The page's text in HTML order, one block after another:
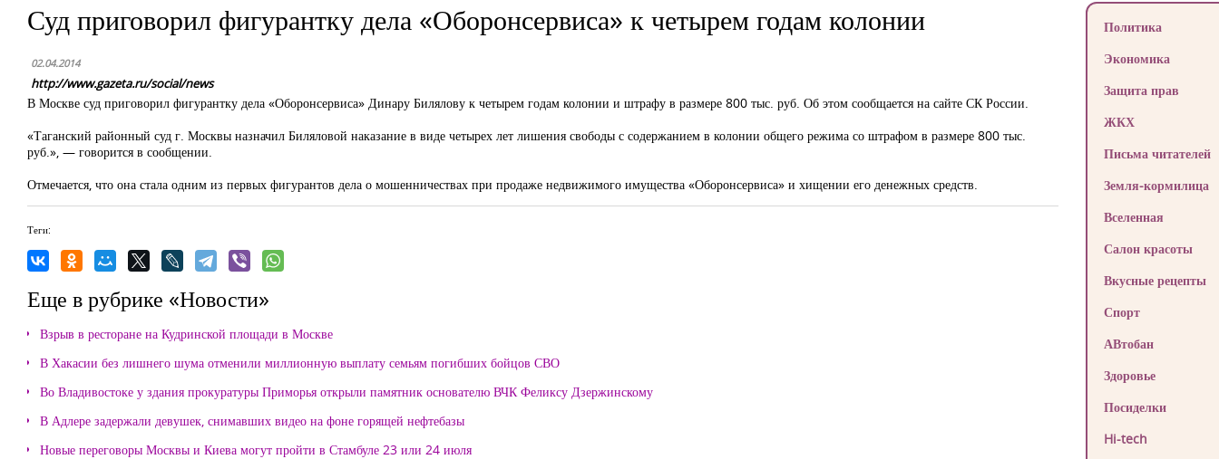
Суд приговорил фигурантку дела «Оборонсервиса» к четырем годам колонии
02.04.2014
http://www.gazeta.ru/social/news
В Москве суд приговорил фигурантку дела «Оборонсервиса» Динару Билялову к четырем годам колонии и штрафу в размере 800 тыс. руб. Об этом сообщается на сайте СК России.
«Таганский районный суд г. Москвы назначил Биляловой наказание в виде четырех лет лишения свободы с содержанием в колонии общего режима со штрафом в размере 800 тыс.
руб.», — говорится в сообщении.
Отмечается, что она стала одним из первых фигурантов дела о мошенничествах при продаже недвижимого имущества «Оборонсервиса» и хищении его денежных средств.
Теги:
Еще в рубрике «Новости»
Взрыв в ресторане на Кудринской площади в Москве
В Хакасии без лишнего шума отменили миллионную выплату семьям погибших бойцов СВО
Во Владивостоке у здания прокуратуры Приморья открыли памятник основателю ВЧК Феликсу Дзержинскому
В Адлере задержали девушек, снимавших видео на фоне горящей нефтебазы
Новые переговоры Москвы и Киева могут пройти в Стамбуле 23 или 24 июля
Политика
Экономика
Защита прав
ЖКХ
Письма читателей
Земля-кормилица
Вселенная
Салон красоты
Вкусные рецепты
Спорт
АВтобан
Здоровье
Посиделки
Hi-tech